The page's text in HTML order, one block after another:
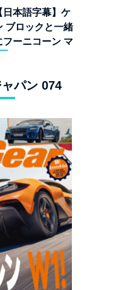
移動手段」では
く「人生」だ
日本語字幕】ケ
ブロックと一緒
フーニコーン マ
パン 074